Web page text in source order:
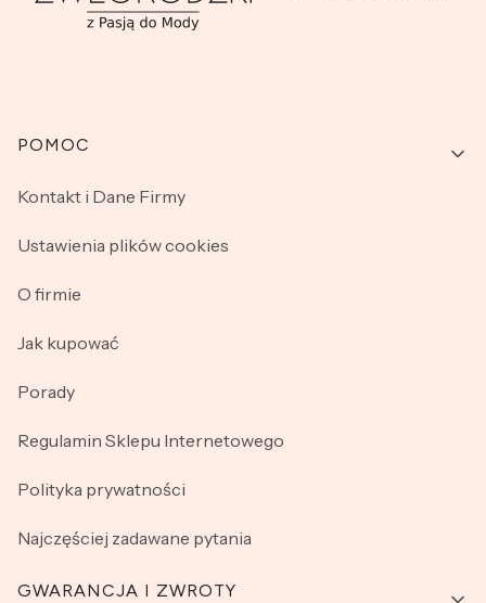
Linki w stopce
POMOC
Kontakt i Dane Firmy
Ustawienia plików cookies
O firmie
Jak kupować
Porady
Regulamin Sklepu Internetowego
Polityka prywatności
Najczęściej zadawane pytania
GWARANCJA I ZWROTY